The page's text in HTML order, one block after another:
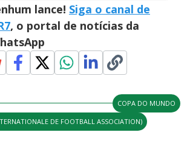
lance! Siga o canal de
, o portal de notícias da
COPA DO MUNDO
DE FOOTBALL ASSOCIATION)